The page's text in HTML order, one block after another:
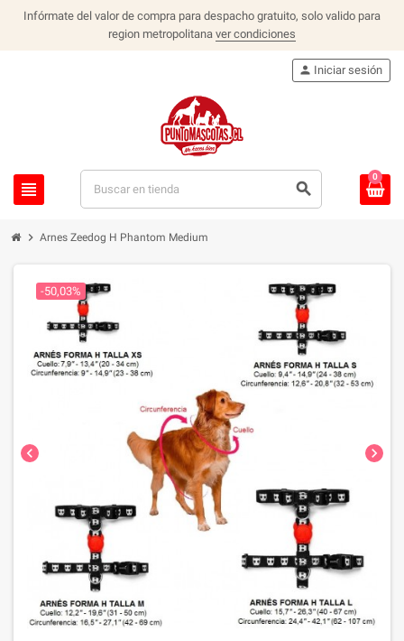
Infórmate del valor de compra para despacho gratuito, solo valido para
region metropolitana ver condiciones
view_headline search
person Iniciar sesión
0
chevron_right Arnes Zeedog H Phantom Medium
chevron_left chevron_right
-50,03%